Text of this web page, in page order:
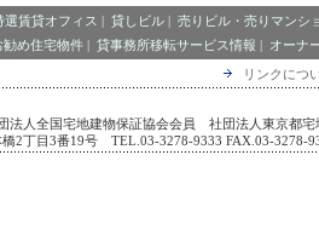
選賃貸オフィス | 貸しビル | 売りビル・売りマンシ
勧め住宅物件 | 貸事務所移転サービス情報 | オーナ
リンクにつ
人全国宅地建物保証協会会員 社団法人東京都宅
2丁目3番19号 TEL.03-3278-9333 FAX.03-3278-